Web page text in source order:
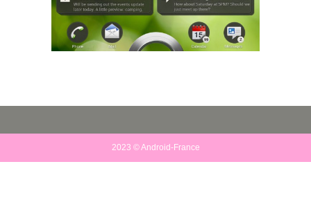
2023 © Android-France